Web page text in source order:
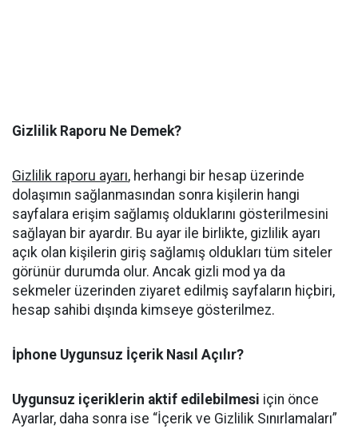
Gizlilik Raporu Ne Demek?
Gizlilik raporu ayarı, herhangi bir hesap üzerinde
dolaşımın sağlanmasından sonra kişilerin hangi
sayfalara erişim sağlamış olduklarını gösterilmesini
sağlayan bir ayardır. Bu ayar ile birlikte, gizlilik ayarı
açık olan kişilerin giriş sağlamış oldukları tüm siteler
görünür durumda olur. Ancak gizli mod ya da
sekmeler üzerinden ziyaret edilmiş sayfaların hiçbiri,
hesap sahibi dışında kimseye gösterilmez.
İphone Uygunsuz İçerik Nasıl Açılır?
Uygunsuz içeriklerin aktif edilebilmesi için önce
Ayarlar, daha sonra ise “İçerik ve Gizlilik Sınırlamaları”